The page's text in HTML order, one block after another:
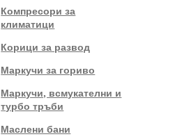
Компресори за
климатици
Корици за развод
Маркучи за гориво
Маркучи, всмукателни и
турбо тръби
Маслени бани